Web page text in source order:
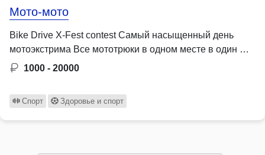
Мото-мото
Bike Drive X-Fest contest Самый насыщенный день
мотоэкстрима Все мототрюки в одном месте в один …
1000 - 20000
Спорт Здоровье и спорт